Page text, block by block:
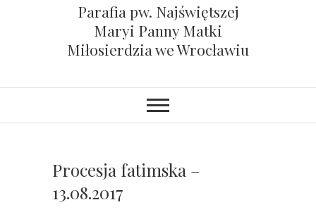
Parafia pw. Najświętszej
Maryi Panny Matki
Miłosierdzia we Wrocławiu
Procesja fatimska –
13.08.2017